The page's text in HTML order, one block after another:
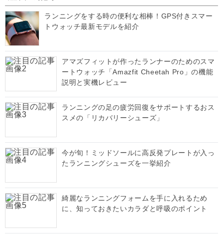
ランニングをする時の便利な相棒！GPS付きスマー
トウォッチ最新モデルを紹介
アマズフィットが作ったランナーのためのスマ
ートウォッチ「Amazfit Cheetah Pro」の機能
説明と実機レビュー
ランニングの足の疲労回復をサポートするおス
スメの「リカバリーシューズ」
今が旬！ミッドソールに高反発プレートが入っ
たランニングシューズを一挙紹介
綺麗なランニングフォームを手に入れるため
に、知っておきたいカラダと呼吸のポイント